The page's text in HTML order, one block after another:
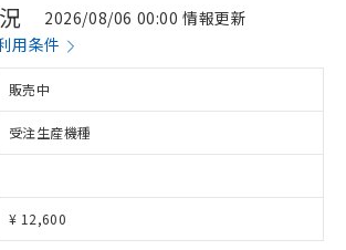
2026/08/06 00:00 情報更新
用条件
販売中
受注生産機種
¥ 12,600